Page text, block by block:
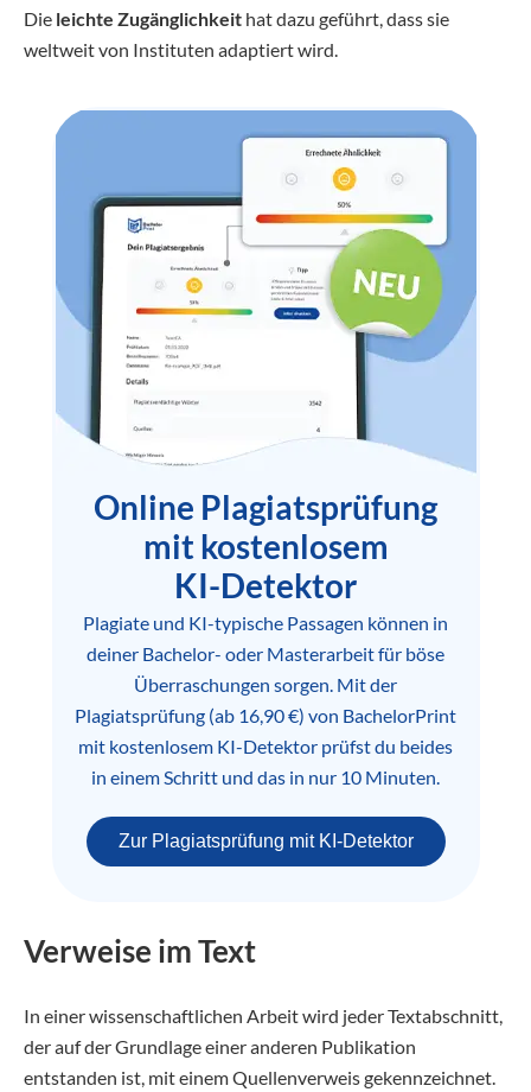
Die leichte Zugänglichkeit hat dazu geführt, dass sie
weltweit von Instituten adaptiert wird.
Online Plagiatsprüfung
mit kostenlosem
KI-Detektor
Plagiate und KI-typische Passagen können in
deiner Bachelor- oder Masterarbeit für böse
Überraschungen sorgen. Mit der
Plagiatsprüfung (ab 16,90 €) von BachelorPrint
mit kostenlosem KI-Detektor prüfst du beides
in einem Schritt und das in nur 10 Minuten.
Zur Plagiatsprüfung mit KI-Detektor
Verweise im Text
In einer wissenschaftlichen Arbeit wird jeder Textabschnitt,
der auf der Grundlage einer anderen Publikation
entstanden ist, mit einem Quellenverweis gekennzeichnet.